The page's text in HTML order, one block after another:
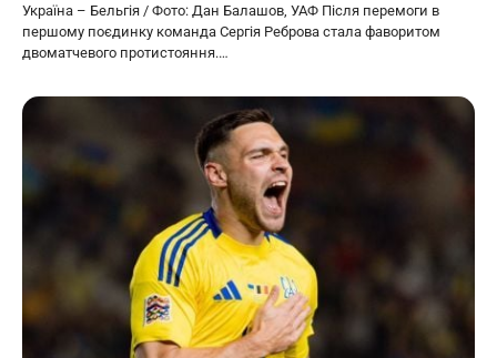
Україна – Бельгія / Фото: Дан Балашов, УАФ Після перемоги в
першому поєдинку команда Сергія Реброва стала фаворитом
двоматчевого протистояння.…